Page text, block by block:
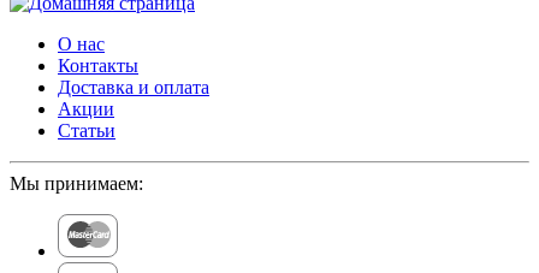
О нас
Контакты
Доставка и оплата
Акции
Статьи
Мы принимаем: